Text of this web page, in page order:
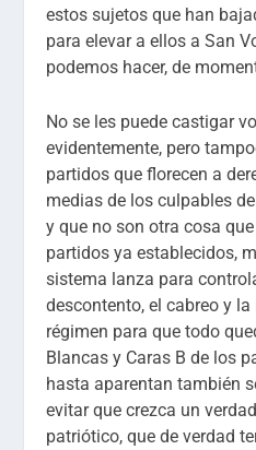
estos sujetos que han
para elevar a ellos a San
podemos hacer, de
No se les puede castigar
evidentemente, pero
partidos que florecen a
medias de los culpables
y que no son otra cosa
partidos ya establecidos,
sistema lanza para
descontento, el cabreo y
régimen para que todo
Blancas y Caras B de los
hasta aparentan también
evitar que crezca un
patriótico, que de verdad